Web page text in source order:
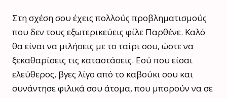
Στη σχέση σου έχεις πολλούς προβληματισμούς
που δεν τους εξωτερικεύεις φίλε Παρθένε. Καλό
θα είναι να μιλήσεις με το ταίρι σου, ώστε να
ξεκαθαρίσεις τις καταστάσεις. Εσύ που είσαι
ελεύθερος, βγες λίγο από το καβούκι σου και
συνάντησε φιλικά σου άτομα, που μπορούν να σε